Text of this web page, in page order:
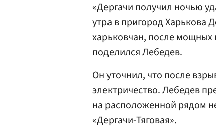
«Дергачи получил ночью
утра в пригород Харькова
харьковчан, после мощных
поделился Лебедев.
Он уточнил, что после
электричество. Лебедев
на расположенной рядом
«Дергачи-Тяговая».